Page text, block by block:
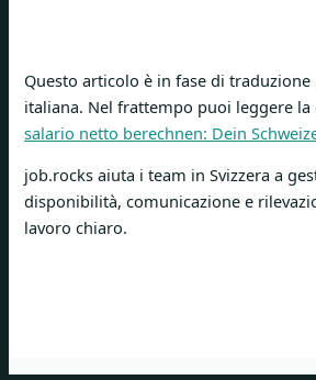
Questo articolo è in fase di
italiana. Nel frattempo puoi leggere
salario netto berechnen: Dein
job.rocks aiuta i team in Svizzera a
disponibilità, comunicazione e
lavoro chiaro.